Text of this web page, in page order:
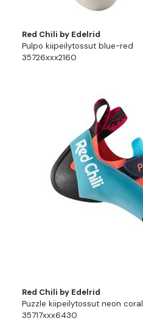
Red Chili by Edelrid
Pulpo kiipeilytossut blue-red
35726xxx2160
Red Chili by Edelrid
Puzzle kiipeilytossut neon coral
35717xxx6430